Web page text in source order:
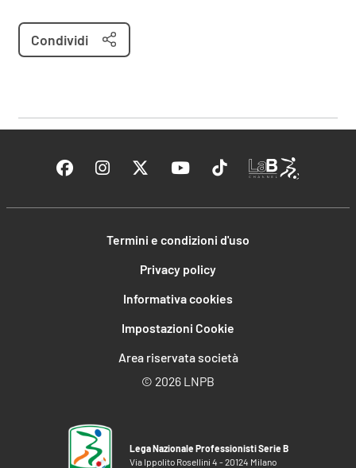
Condividi
Termini e condizioni d'uso
Privacy policy
Informativa cookies
Impostazioni Cookie
Area riservata società
© 2026 LNPB
Lega Nazionale Professionisti Serie B
Via Ippolito Rosellini 4 - 20124 Milano